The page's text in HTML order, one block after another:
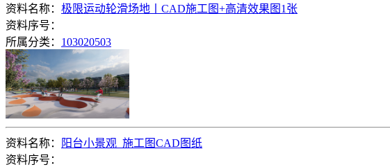
资料名称： 极限运动轮滑场地丨CAD施工图+高清效果图1张
资料序号：
所属分类： 103020503
资料名称：
阳台小景观_施工图CAD图纸
资料序号：